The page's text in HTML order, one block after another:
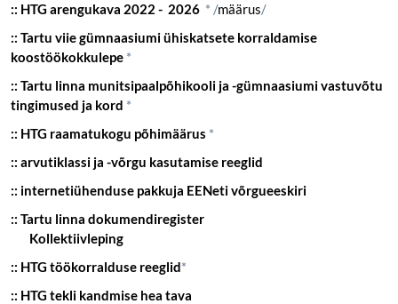
:: HTG arengukava 2022 - 2026 * /määrus/
:: Tartu viie gümnaasiumi ühiskatsete korraldamise
koostöökokkulepe *
:: Tartu linna munitsipaalpõhikooli ja -gümnaasiumi vastuvõtu
tingimused ja kord *
:: HTG raamatukogu põhimäärus *
:: arvutiklassi ja -võrgu kasutamise reeglid
:: internetiühenduse pakkuja EENeti võrgueeskiri
:: Tartu linna dokumendiregister
Kollektiivleping
:: HTG töökorralduse reeglid*
:: HTG tekli kandmise hea tava